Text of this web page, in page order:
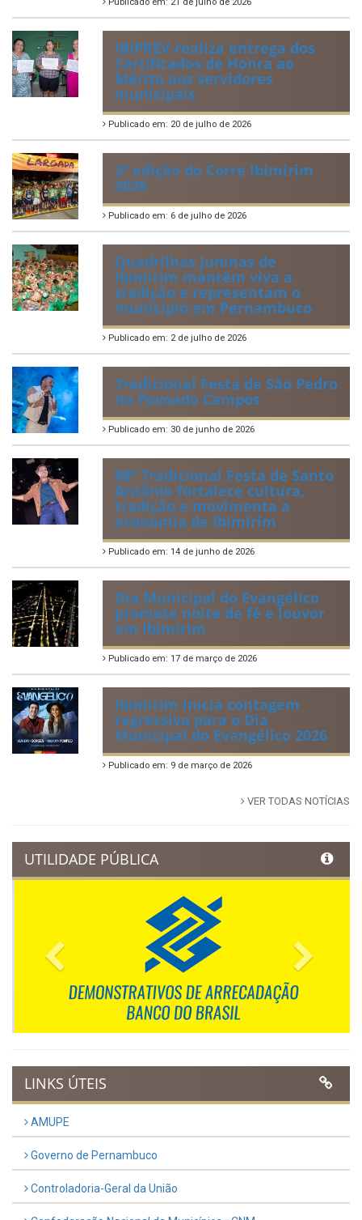
Prestação de Contas
Acervo de Leis
Lei Orgânica Municipal
Perguntas Frequentemente Questionadas
ÚLTIMAS NOTÍCIAS
VIII Conferência Municipal dos
Direitos da Criança e do
Adolescente
Publicado em: 21 de julho de 2026
IBIPREV realiza entrega dos
Certificados de Honra ao
Mérito aos servidores
municipais
2ª edição do Corre Ibimirim
2026
Publicado em: 6 de julho de 2026
Quadrilhas Juninas de
Ibimirim mantêm viva a
tradição e representam o
munícipio em Pernambuco
Tradicional Festa de São Pedro
no Povoado Campos
Publicado em: 30 de junho de 2026
tradição e movimenta a
economia de Ibimirim
Publicado em: 14 de junho de 2026
Dia Municipal do Evangélico
promete noite de fé e louvor
em Ibimirim
Publicado em: 17 de março de 2026
Municipal do Evangélico 2026
Publicado em: 9 de março de 2026
UTILIDADE PÚBLICA